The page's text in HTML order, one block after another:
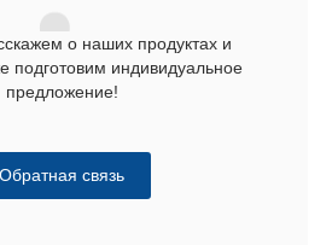
о наших продуктах и
подготовим индивидуальное
предложение!
Обратная связь